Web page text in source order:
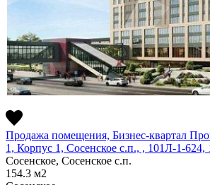
Продажа помещения, Бизнес-квартал
1, Корпус 1, Сосенское c.п., , 101Л-1-624,
Сосенское, Сосенское c.п.
154.3 м2